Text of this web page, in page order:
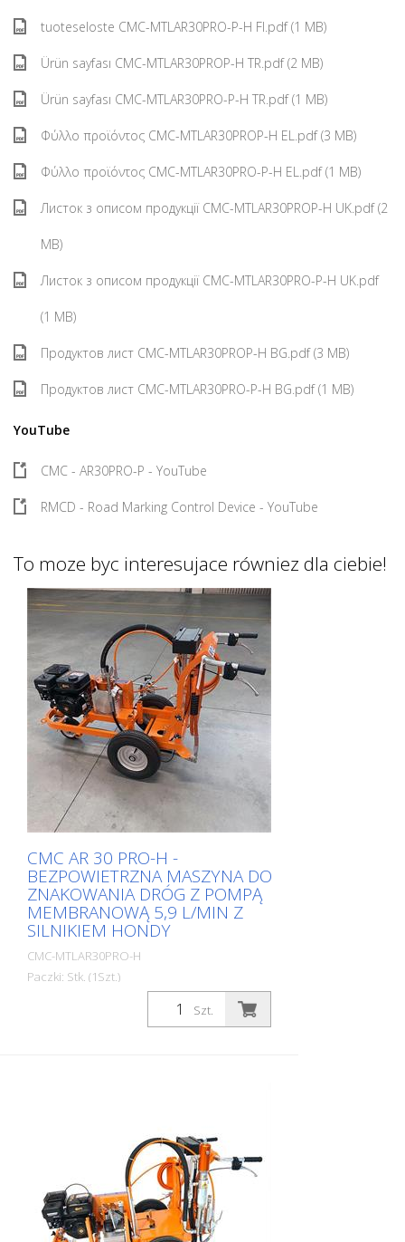
tuoteseloste CMC-MTLAR30PRO-P-H FI.pdf (1 MB)
Ürün sayfası CMC-MTLAR30PROP-H TR.pdf (2 MB)
Ürün sayfası CMC-MTLAR30PRO-P-H TR.pdf (1 MB)
Φύλλο προϊόντος CMC-MTLAR30PROP-H EL.pdf (3 MB)
Φύλλο προϊόντος CMC-MTLAR30PRO-P-H EL.pdf (1 MB)
Листок з описом продукції CMC-MTLAR30PROP-H UK.pdf (2
MB)
Листок з описом продукції CMC-MTLAR30PRO-P-H UK.pdf
(1 MB)
Продуктов лист CMC-MTLAR30PROP-H BG.pdf (3 MB)
Продуктов лист CMC-MTLAR30PRO-P-H BG.pdf (1 MB)
YouTube
CMC - AR30PRO-P - YouTube
RMCD - Road Marking Control Device - YouTube
To moze byc interesujace równiez dla ciebie!
CMC AR 30 PRO-H -
BEZPOWIETRZNA MASZYNA DO
ZNAKOWANIA DRÓG Z POMPĄ
MEMBRANOWĄ 5,9 L/MIN Z
SILNIKIEM HONDY
CMC-MTLAR30PRO-H
Paczki: Stk. (1Szt.)
Prosta, lekka i nieskomplikowana ręczna
maszyna do znakowania dróg do małych
odpowiednim silnikiem elektrycznym w
ciągu zaledwie kilku minut. (Patrz poniższe
artykuły) Maszyna prowadzona ręcznie:
Możliwe jest również wyposażenie AR 30
Pro w HMC lub HMC-C, czyli wózek z
napędem hydraulicznym. (Zobacz kolejne
Szt.